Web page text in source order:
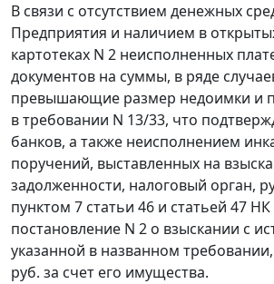
В связи с отсутствием денежных
Предприятия и наличием в
картотеках N 2 неисполненных
документов на суммы, в ряде
превышающие размер недоимки и
в требовании N 13/33, что
банков, а также неисполнением
поручений, выставленных на
задолженности, налоговый орган,
пунктом 7 статьи 46 и статьей 47 НК
постановление N 2 о взыскании с
указанной в названном
руб. за счет его имущества.